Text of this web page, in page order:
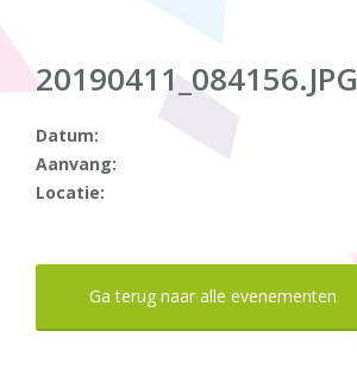
20190411_084156.JPG
Datum:
Aanvang:
Locatie:
Ga terug naar alle evenementen